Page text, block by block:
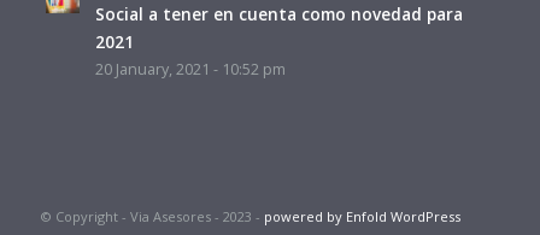
Social a tener en cuenta como novedad para
2021
20 January, 2021 - 10:52 pm
© Copyright - Via Asesores - 2023 - powered by Enfold WordPress